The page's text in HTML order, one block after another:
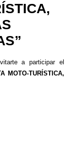
a participar el
MOTO-TURÍSTICA,